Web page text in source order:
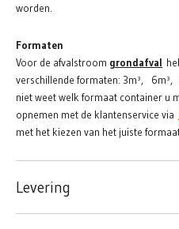
worden.
Formaten
Voor de afvalstroom grondafval
verschillende formaten: 3m³, 6m³,
niet weet welk formaat container u
opnemen met de klantenservice via
met het kiezen van het juiste
Levering